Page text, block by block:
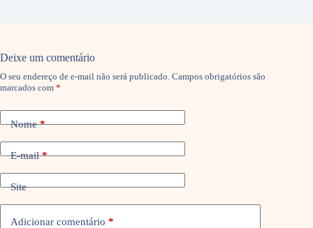
Deixe um comentário
O seu endereço de e-mail não será publicado. Campos obrigatórios são
marcados com *
Nome*
E-mail*
Site
Adicionar comentário *